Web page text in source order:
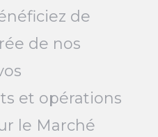
de
de nos
et opérations
le Marché